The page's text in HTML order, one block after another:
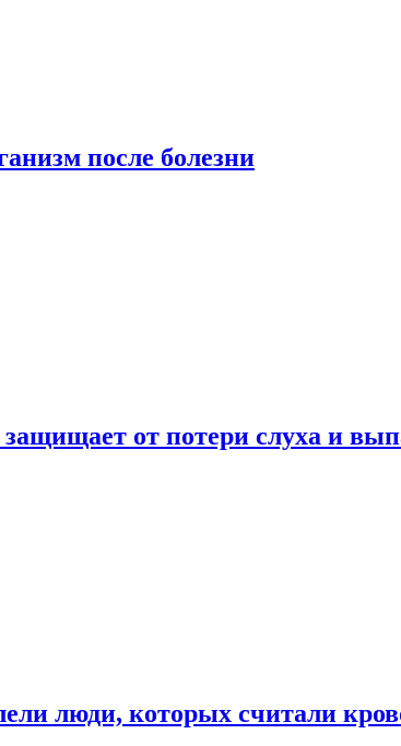
после болезни
от потери слуха и
люди, которых считали